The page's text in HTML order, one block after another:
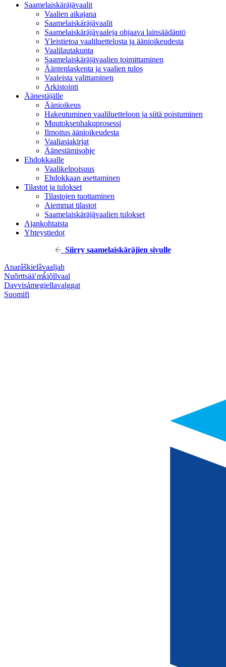
Saamelaiskäräjävaalit
Vaalien aikajana
Saamelaiskäräjävaalit
Saamelaiskäräjävaaleja ohjaava lainsäädäntö
Yleistietoa vaaliluettelosta ja äänioikeudesta
Vaalilautakunta
Saamelaiskäräjävaalien toimittaminen
Ääntenlaskenta ja vaalien tulos
Vaaleista valittaminen
Arkistointi
Äänestäjälle
Äänioikeus
Hakeutuminen vaaliluetteloon ja siitä poistuminen
Muutoksenhakuprosessi
Ilmoitus äänioikeudesta
Vaaliasiakirjat
Äänestämisohje
Ehdokkaalle
Vaalikelpoisuus
Ehdokkaan asettaminen
Tilastot ja tulokset
Tilastojen tuottaminen
Aiemmat tilastot
Saamelaiskäräjävaalien tulokset
Ajankohtaista
Yhteystiedot
Siirry saamelaiskäräjien sivulle
Anarâškielâvaaljah
Nuõrttsääʹmǩiõllvaal
Davvisámegiellavalggat
Suomifi